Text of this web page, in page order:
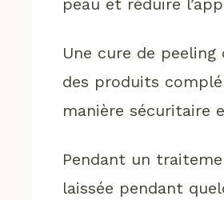
peau et réduire
Une cure de
des produits
manière sécuritaire
Pendant un
laissée pendant